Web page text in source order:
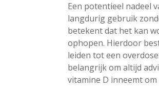
Een potentieel nadeel
langdurig gebruik
betekent dat het kan
ophopen. Hierdoor
leiden tot een
belangrijk om altijd
vitamine D inneemt